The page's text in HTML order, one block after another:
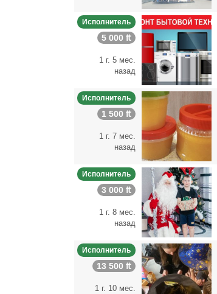
Исполнитель
5 000 ₶
1 г. 5 мес.
назад
Исполнитель
1 500 ₶
1 г. 7 мес.
назад
Исполнитель
3 000 ₶
1 г. 8 мес.
назад
Исполнитель
13 500 ₶
1 г. 10 мес.